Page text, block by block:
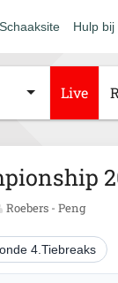
Hulp
Live
Roebers - Peng
4.Tiebreaks